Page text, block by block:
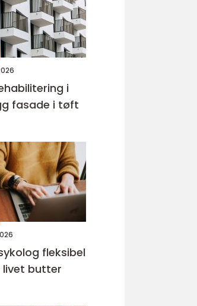
i
fleksibel
livet butter